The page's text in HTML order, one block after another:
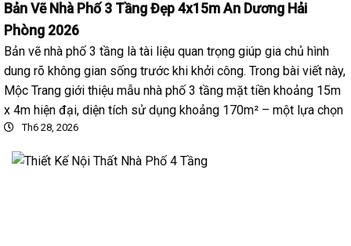
Bản Vẽ Nhà Phố 3 Tầng Đẹp 4x15m An Dương Hải
Phòng 2026
Bản vẽ nhà phố 3 tầng là tài liệu quan trọng giúp gia chủ hình
dung rõ không gian sống trước khi khởi công. Trong bài viết này,
Mộc Trang giới thiệu mẫu nhà phố 3 tầng mặt tiền khoảng 15m
x 4m hiện đại, diện tích sử dụng khoảng 170m² – một lựa chọn
Th6 28, 2026